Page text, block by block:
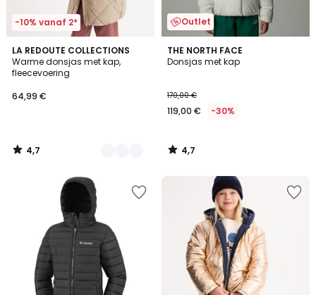
-10% vanaf 2*
LA REDOUTE COLLECTIONS
Warme donsjas met kap,
fleecevoering
64,99 €
4,7
/ 5
2
Kleuren
4,7
/
Outlet
THE NORTH FACE
Donsjas met kap
170,00 €
119,00 € -30%
4,7
/ 5
4,7
/